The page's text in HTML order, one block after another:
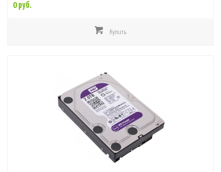
0 руб.
Купить